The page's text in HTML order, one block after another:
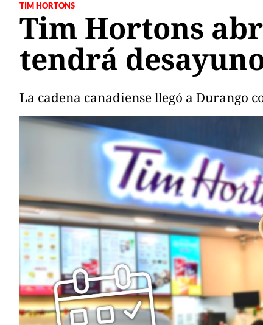
TIM HORTONS
Tim Hortons
tendrá
La cadena canadiense llegó a Durango